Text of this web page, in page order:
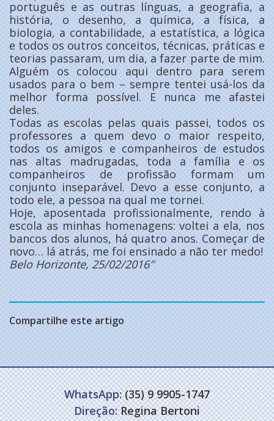
português e as outras línguas, a geografia, a
história, o desenho, a química, a física, a
biologia, a contabilidade, a estatística, a lógica
e todos os outros conceitos, técnicas, práticas e
teorias passaram, um dia, a fazer parte de mim.
Alguém os colocou aqui dentro para serem
usados para o bem – sempre tentei usá-los da
melhor forma possível. E nunca me afastei
deles.
Todas as escolas pelas quais passei, todos os
professores a quem devo o maior respeito,
todos os amigos e companheiros de estudos
nas altas madrugadas, toda a família e os
companheiros de profissão formam um
conjunto inseparável. Devo a esse conjunto, a
todo ele, a pessoa na qual me tornei.
Hoje, aposentada profissionalmente, rendo à
escola as minhas homenagens: voltei a ela, nos
bancos dos alunos, há quatro anos. Começar de
novo… lá atrás, me foi ensinado a não ter medo!
Belo Horizonte, 25/02/2016″
Compartilhe este artigo
WhatsApp:(35) 9 9905-1747
Direção:Regina Bertoni